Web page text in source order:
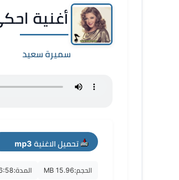
أغنية
سميرة سعيد
تحميل الاغنية mp3
الحجم:15.96 MB المدة:6:58